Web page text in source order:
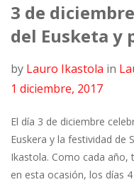
3 de
del Eusketa y
by Lauro Ikastola in
1 diciembre, 2017
El día 3 de diciembre
Euskera y la festividad de
Ikastola. Como cada año,
en esta ocasión, los días